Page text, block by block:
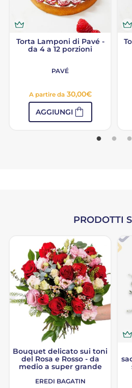
Torta Lamponi di Pavé -
da 4 a 12 porzioni
PAVÉ
A partire da 30,00€
AGGIUNGIshopping_bag
PRODOTTI
Bouquet delicato sui toni
del Rosa e Rosso - da
medio a super grande
EREDI BAGATIN